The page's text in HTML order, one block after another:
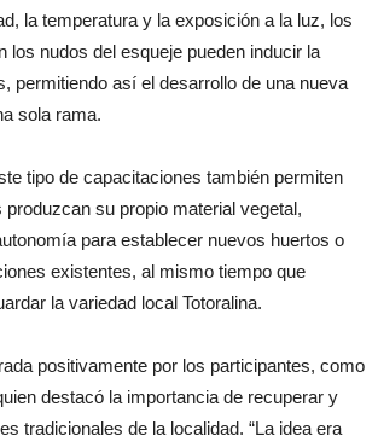
la temperatura y la exposición a la luz, los
los nudos del esqueje pueden inducir la
permitiendo así el desarrollo de una nueva
sola rama.
tipo de capacitaciones también permiten
su propio material vegetal,
para establecer nuevos huertos o
existentes, al mismo tiempo que
la variedad local Totoralina.
positivamente por los participantes, como
destacó la importancia de recuperar y
tradicionales de la localidad. “La idea era